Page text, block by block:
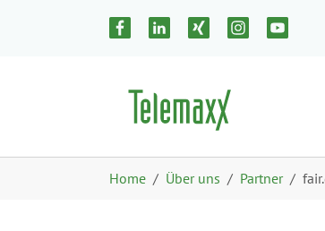
Home Über uns Partner